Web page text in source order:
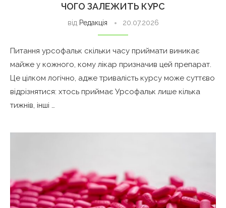
ЧОГО ЗАЛЕЖИТЬ КУРС
від Редакція 20.07.2026
Питання урсофальк скільки часу приймати виникає
майже у кожного, кому лікар призначив цей препарат.
Це цілком логічно, адже тривалість курсу може суттєво
відрізнятися: хтось приймає Урсофальк лише кілька
тижнів, інші …